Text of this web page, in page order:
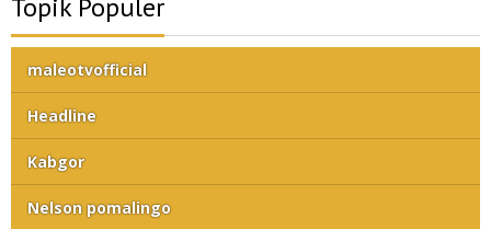
Topik Populer
maleotvofficial
Headline
Kabgor
Nelson pomalingo